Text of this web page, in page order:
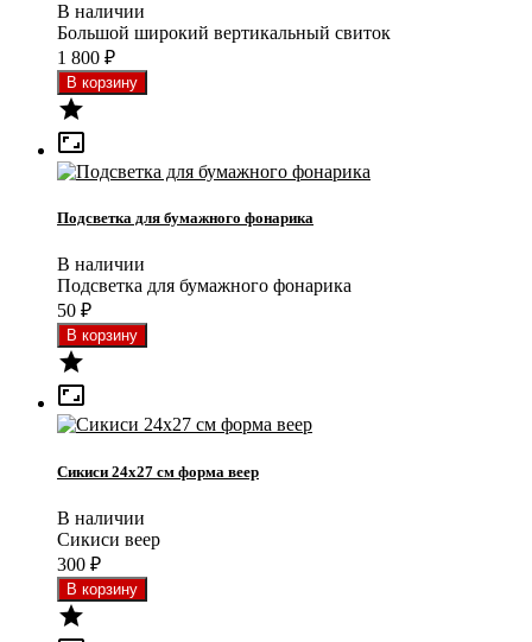
В наличии
Большой широкий вертикальный свиток
1 800 ₽


Подсветка для бумажного фонарика
В наличии
Подсветка для бумажного фонарика
50 ₽


Сикиси 24x27 см форма веер
В наличии
Сикиси веер
300 ₽
